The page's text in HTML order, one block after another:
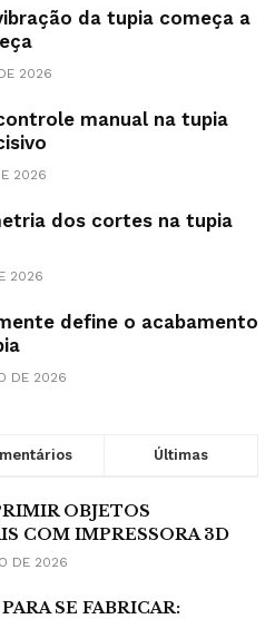
da tupia começa a
2026
manual na tupia
2026
dos cortes na tupia
2026
define o acabamento
DE 2026
Últimas
OBJETOS
COM IMPRESSORA 3D
DE 2026
SE FABRICAR: